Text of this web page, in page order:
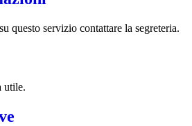
questo servizio contattare la segreteria.
utile.